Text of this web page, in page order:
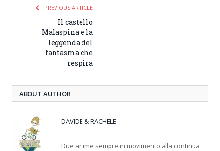
PREVIOUS ARTICLE
Il castello
Malaspina e la
leggenda del
fantasma che
respira
ABOUT AUTHOR
DAVIDE & RACHELE
Due anime sempre in movimento alla continua